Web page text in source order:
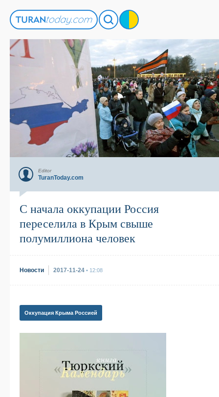
Editor
TuranToday.com
С начала оккупации Россия
переселила в Крым свыше
полумиллиона человек
Новости 2017-11-24 • 12:08
Оккупация Крыма Россией